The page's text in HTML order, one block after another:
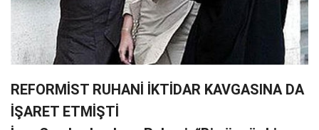
REFORMİST RUHANİ İKTİDAR KAVGASINA DA
İŞARET ETMİŞTİ